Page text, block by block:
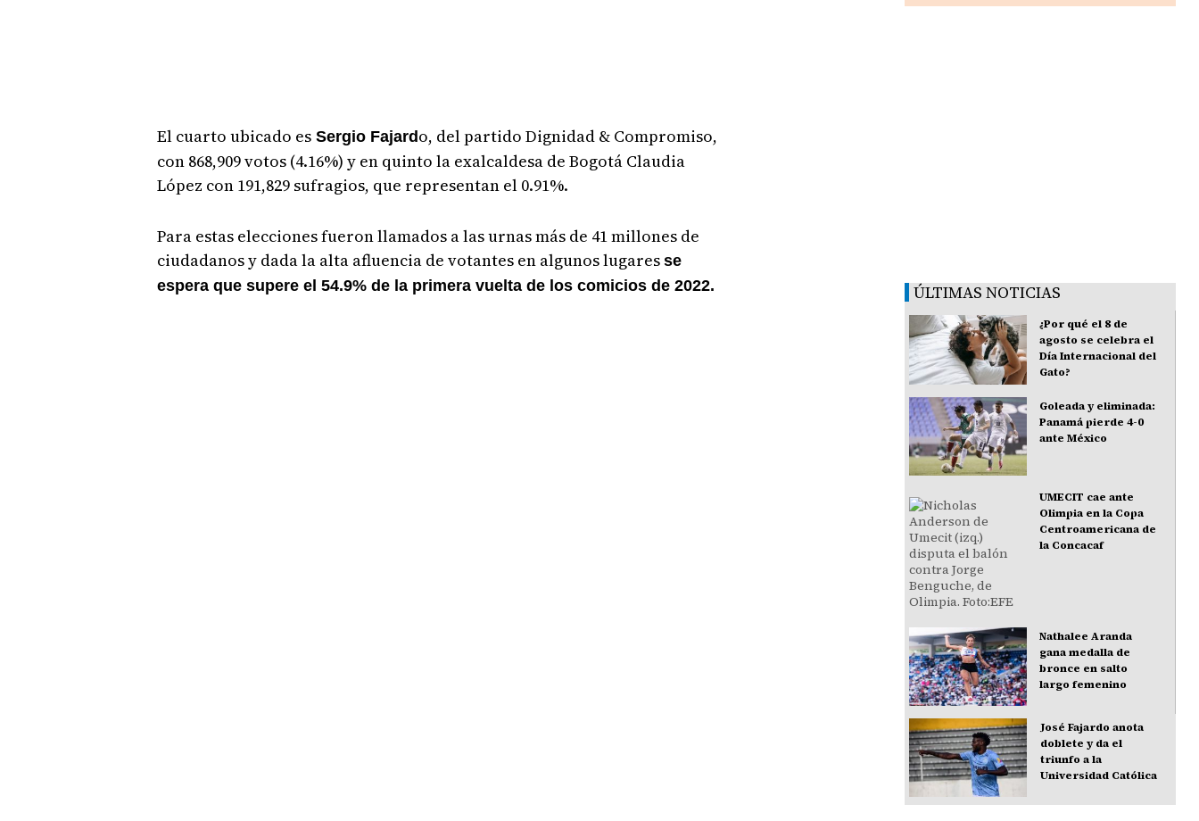
El cuarto ubicado esSergio Fajard o, del partido Dignidad & Compromiso,
con 868,909 votos (4.16%) y en quinto la exalcaldesa de Bogotá Claudia
López con 191,829 sufragios, que representan el 0.91%.
Para estas elecciones fueron llamados a las urnas más de 41 millones de
ciudadanos y dada la alta afluencia de votantes en algunos lugares se
espera que supere el 54.9% de la primera vuelta de los comicios de 2022.
ÚLTIMAS NOTICIAS
¿Por qué el 8 de
agosto se celebra el
Día Internacional del
Gato?
Goleada y eliminada:
Panamá pierde 4-0
ante México
UMECIT cae ante
Olimpia en la Copa
Centroamericana de
la Concacaf
Nathalee Aranda
gana medalla de
bronce en salto
largo femenino
José Fajardo anota
doblete y da el
triunfo a la
Universidad Católica